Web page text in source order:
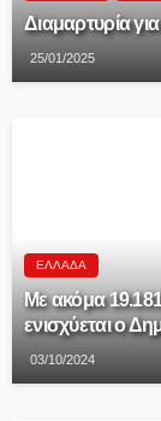
Διαμαρτυρία
25/01/2025
ΕΛΛΆΔΑ
Με ακόμα
ενισχύεται ο
03/10/2024